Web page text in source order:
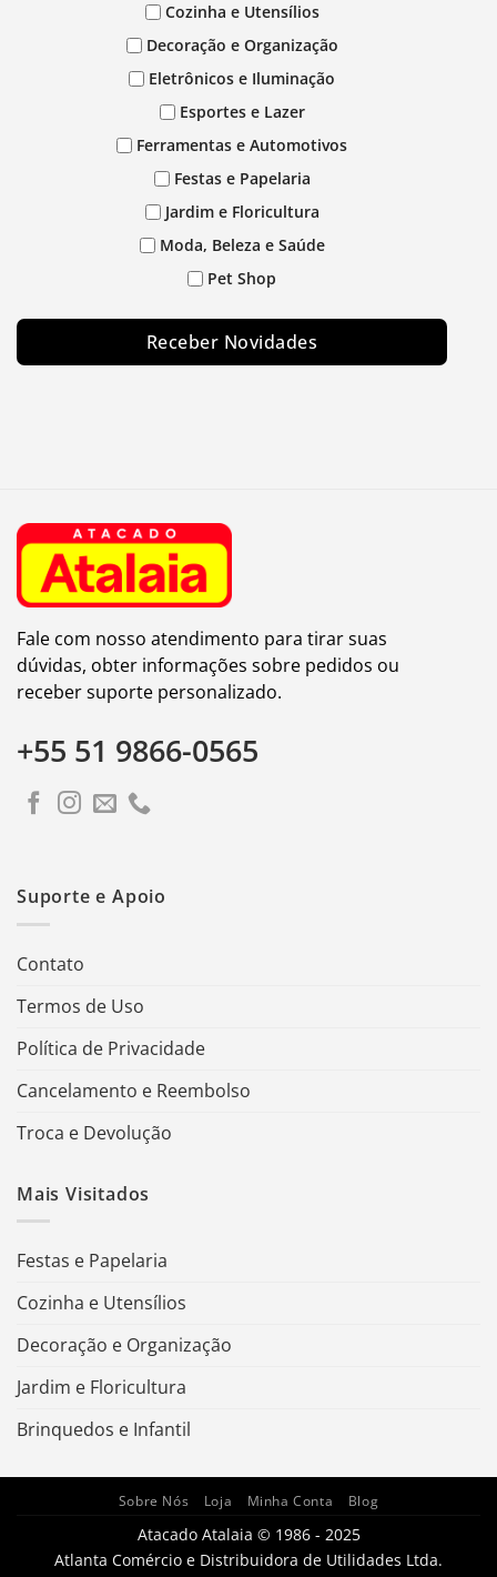
Cozinha e Utensílios
Decoração e Organização
Eletrônicos e Iluminação
Esportes e Lazer
Ferramentas e Automotivos
Festas e Papelaria
Jardim e Floricultura
Moda, Beleza e Saúde
Pet Shop
Receber Novidades
Fale com nosso atendimento para tirar suas
dúvidas, obter informações sobre pedidos ou
receber suporte personalizado.
+55 51 9866-0565
Suporte e Apoio
Contato
Termos de Uso
Política de Privacidade
Cancelamento e Reembolso
Troca e Devolução
Mais Visitados
Festas e Papelaria
Cozinha e Utensílios
Decoração e Organização
Jardim e Floricultura
Brinquedos e Infantil
Sobre Nós Loja Minha Conta Blog
Atacado Atalaia © 1986 - 2025
Atlanta Comércio e Distribuidora de Utilidades Ltda.